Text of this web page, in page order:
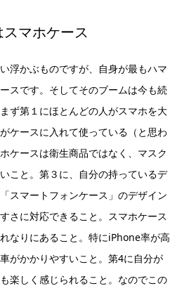
マホケース
浮かぶものですが、自身が最もハマ
スです。そしてそのブームは今も続
ず第１にほとんどの人がスマホを大
ケースに入れて使っている（と思わ
ケースは衛生商品ではなく、マスク
こと。第３に、自分の持っているデ
スマートフォンケース」のデザイン
さに対応できること。スマホケース
なりにあること。特にiPhone率が高
がかかりやすいこと。第4に自分が
楽しく感じられること。なのでこの